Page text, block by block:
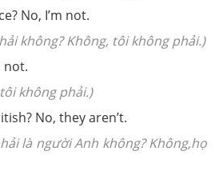
No, I’m not.
không? Không, tôi không phải.)
not.
không phải.)
No, they aren’t.
là người Anh không? Không,họ